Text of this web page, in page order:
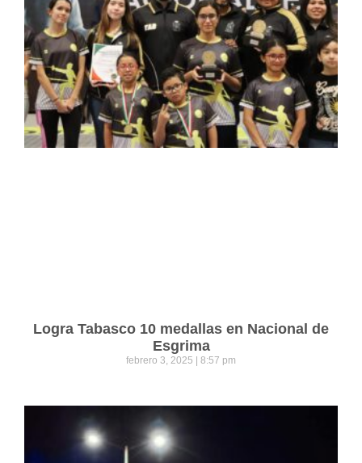
Logra Tabasco 10 medallas en Nacional de
Esgrima
febrero 3, 2025 8:57 pm